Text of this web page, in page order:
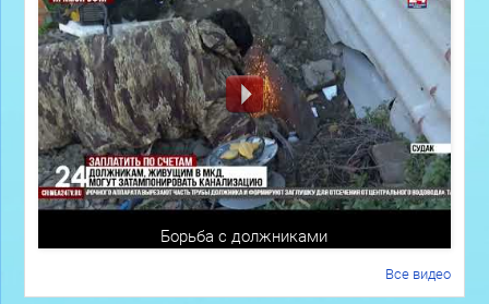
Борьба с должниками
Все видео